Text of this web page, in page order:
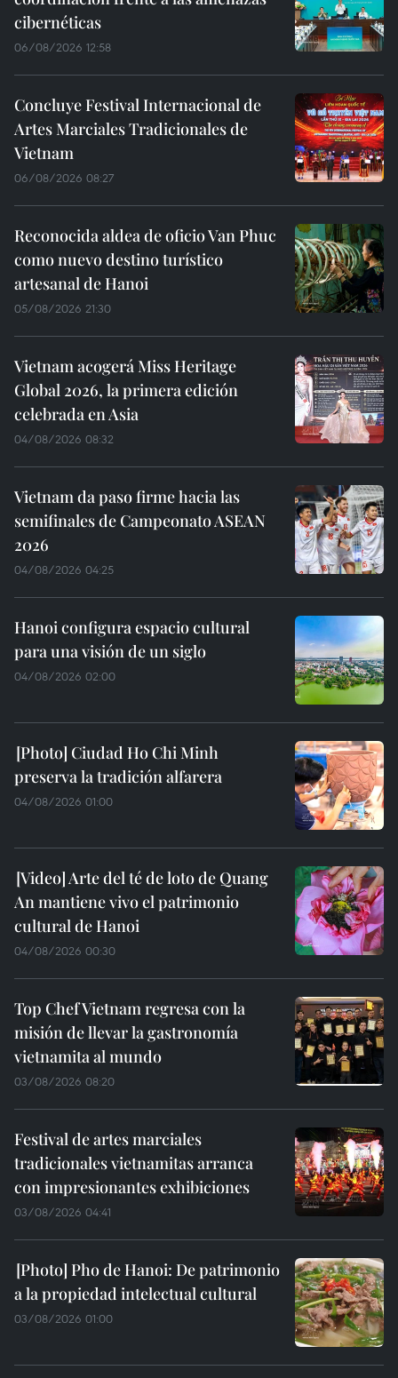
cibernéticas
06/08/2026 12:58
Concluye Festival Internacional de
Artes Marciales Tradicionales de
Vietnam
06/08/2026 08:27
Reconocida aldea de oficio Van Phuc
como nuevo destino turístico
artesanal de Hanoi
05/08/2026 21:30
Vietnam acogerá Miss Heritage
Global 2026, la primera edición
celebrada en Asia
04/08/2026 08:32
Vietnam da paso firme hacia las
semifinales de Campeonato ASEAN
2026
04/08/2026 04:25
Hanoi configura espacio cultural
para una visión de un siglo
04/08/2026 02:00
Ciudad Ho Chi Minh
preserva la tradición alfarera
04/08/2026 01:00
Arte del té de loto de Quang
An mantiene vivo el patrimonio
cultural de Hanoi
04/08/2026 00:30
Top Chef Vietnam regresa con la
misión de llevar la gastronomía
vietnamita al mundo
03/08/2026 08:20
Festival de artes marciales
tradicionales vietnamitas arranca
con impresionantes exhibiciones
03/08/2026 04:41
Pho de Hanoi: De patrimonio
a la propiedad intelectual cultural
03/08/2026 01:00